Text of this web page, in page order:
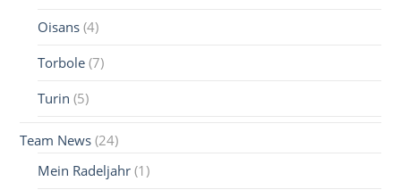
Oisans (4)
Torbole (7)
Turin (5)
Team News (24)
Mein Radeljahr (1)